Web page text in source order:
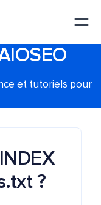
et tutoriels pour
?